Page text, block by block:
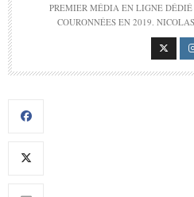
PREMIER MÉDIA EN LIGNE
COURONNÉES EN 2019.